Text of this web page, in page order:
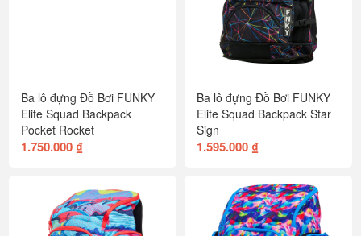
Ba lô đựng Đồ Bơi FUNKY
Elite Squad Backpack
Pocket Rocket
1.750.000 ₫
Ba lô đựng Đồ Bơi FUNKY
Elite Squad Backpack Star
Sign
1.595.000 ₫